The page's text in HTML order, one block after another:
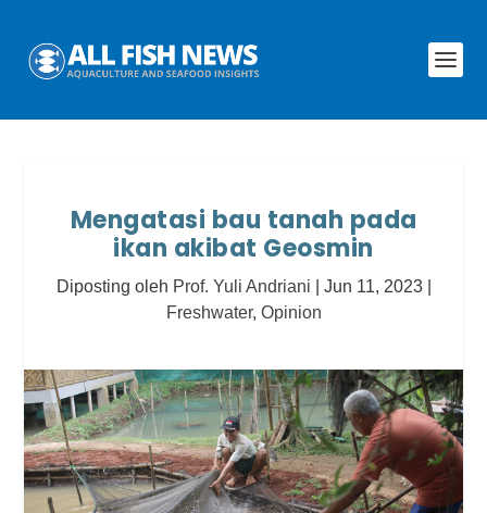
Mengatasi bau tanah pada
ikan akibat Geosmin
Diposting oleh Prof. Yuli Andriani Jun 11, 2023|
Freshwater, Opinion